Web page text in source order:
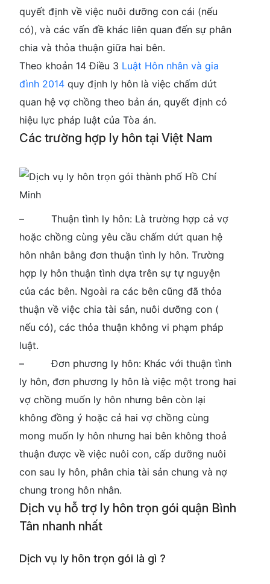
quyết định về việc nuôi dưỡng con cái (nếu
có), và các vấn đề khác liên quan đến sự phân
chia và thỏa thuận giữa hai bên.
Theo khoản 14 Điều 3 Luật Hôn nhân và gia
đình 2014 quy định ly hôn là việc chấm dứt
quan hệ vợ chồng theo bản án, quyết định có
hiệu lực pháp luật của Tòa án.
Các trường hợp ly hôn tại Việt Nam
– Thuận tình ly hôn: Là trường hợp cả vợ
hoặc chồng cùng yêu cầu chấm dứt quan hệ
hôn nhân bằng đơn thuận tình ly hôn. Trường
hợp ly hôn thuận tình dựa trên sự tự nguyện
của các bên. Ngoài ra các bên cũng đã thỏa
thuận về việc chia tài sản, nuôi dưỡng con (
nếu có), các thỏa thuận không vi phạm pháp
luật.
– Đơn phương ly hôn: Khác với thuận tình
ly hôn, đơn phương ly hôn là việc một trong hai
vợ chồng muốn ly hôn nhưng bên còn lại
không đồng ý hoặc cả hai vợ chồng cùng
mong muốn ly hôn nhưng hai bên không thoả
thuận được về việc nuôi con, cấp dưỡng nuôi
con sau ly hôn, phân chia tài sản chung và nợ
chung trong hôn nhân.
Dịch vụ hỗ trợ ly hôn trọn gói quận Bình
Tân nhanh nhất
Dịch vụ ly hôn trọn gói là gì ?